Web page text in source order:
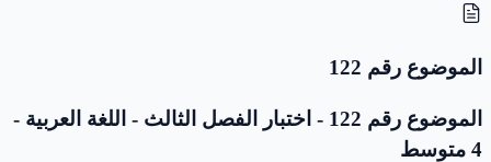
الموضوع رقم 122
الموضوع رقم 122 - اختبار الفصل الثالث - اللغة العربية -
4 متوسط